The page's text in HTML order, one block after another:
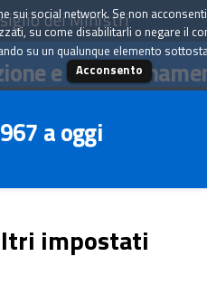
dei Ministri
e il
a oggi
impostati
social network. Se non
su come disabilitarli o negare il
su un qualunque elemento
Acconsento